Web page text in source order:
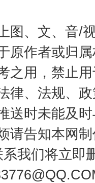
图、文、音/
原作者或归
之用，禁止
律、法规、
送时未能及
请告知本网
我们将立即
题” 法